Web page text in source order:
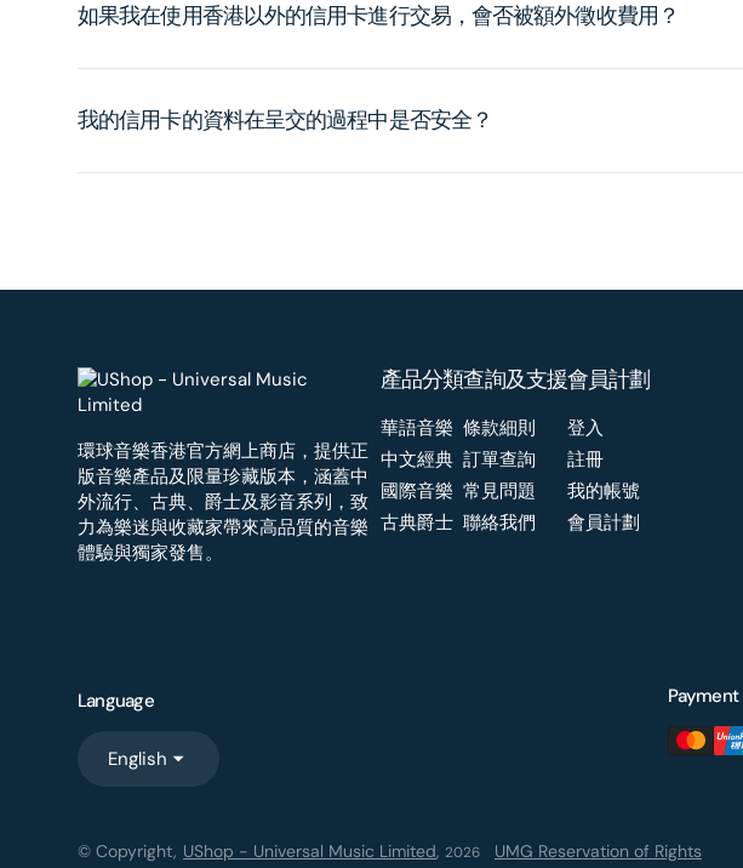
如果我在使用香港以外的信用卡進行交易，會否被額外徵收費用？
我的信用卡的資料在呈交的過程中是否安全？
環球音樂香港官方網上商店，提供正
版音樂產品及限量珍藏版本，涵蓋中
外流行、古典、爵士及影音系列，致
力為樂迷與收藏家帶來高品質的音樂
體驗與獨家發售。
產品分類
華語音樂
中文經典
國際音樂
古典爵士
查詢及支援
條款細則
訂單查詢
常見問題
聯絡我們
會員計劃
登入
註冊
我的帳號
會員計劃
Language
English
Payment
© Copyright, UShop - Universal Music Limited, 2026 UMG Reservation of Rights